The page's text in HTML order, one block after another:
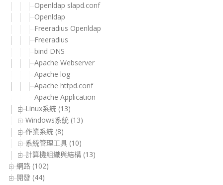
Openldap slapd.conf
Openldap
Freeradius Openldap
Freeradius
bind DNS
Apache Webserver
Apache log
Apache httpd.conf
Apache Application
Linux系統 (13)
Windows系統 (13)
作業系統 (8)
系統管理工具 (10)
計算機組織與結構 (13)
網路 (102)
開發 (44)